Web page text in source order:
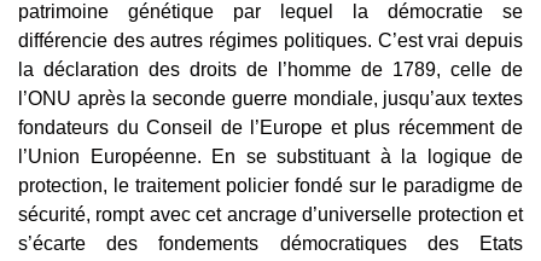
patrimoine génétique par lequel la démocratie se
différencie des autres régimes politiques. C’est vrai depuis
la déclaration des droits de l’homme de 1789, celle de
l’ONU après la seconde guerre mondiale, jusqu’aux textes
fondateurs du Conseil de l’Europe et plus récemment de
l’Union Européenne. En se substituant à la logique de
protection, le traitement policier fondé sur le paradigme de
sécurité, rompt avec cet ancrage d’universelle protection et
s’écarte des fondements démocratiques des Etats